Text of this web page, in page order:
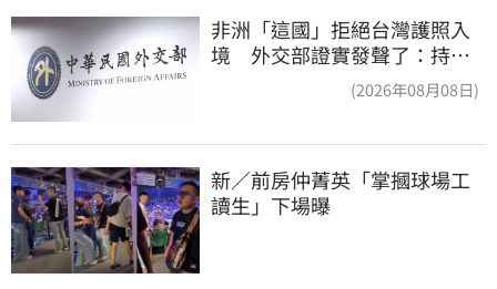
非洲「這國」拒絕台灣護照入
境 外交部證實發聲了：持續
(2026年08月08日)
新／前房仲菁英「掌摑球場工
讀生」下場曝